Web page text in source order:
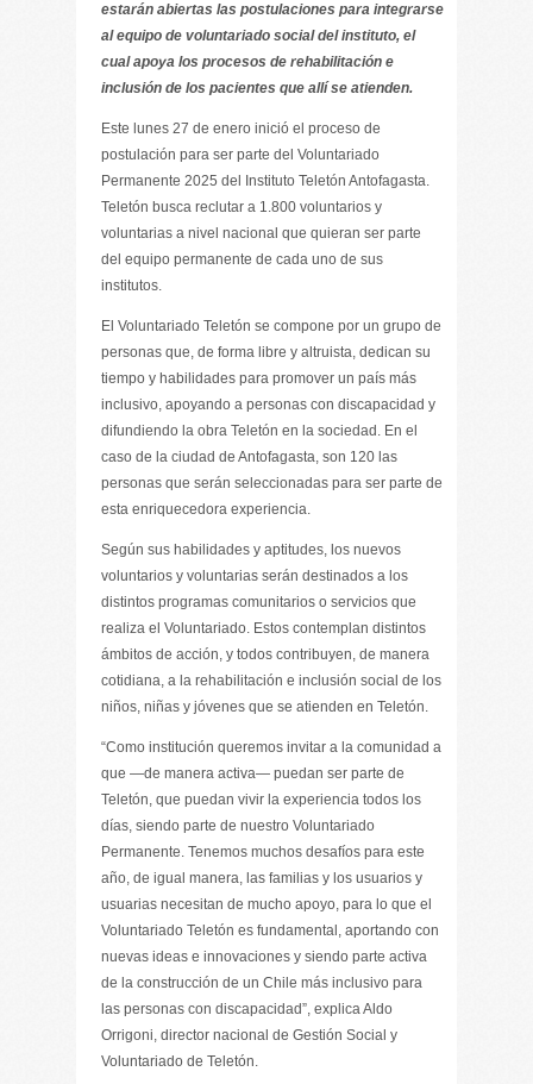
estarán abiertas las postulaciones para integrarse
al equipo de voluntariado social del instituto, el
cual apoya los procesos de rehabilitación e
inclusión de los pacientes que allí se atienden.
Este lunes 27 de enero inició el proceso de
postulación para ser parte del Voluntariado
Permanente 2025 del Instituto Teletón Antofagasta.
Teletón busca reclutar a 1.800 voluntarios y
voluntarias a nivel nacional que quieran ser parte
del equipo permanente de cada uno de sus
institutos.
El Voluntariado Teletón se compone por un grupo de
personas que, de forma libre y altruista, dedican su
tiempo y habilidades para promover un país más
inclusivo, apoyando a personas con discapacidad y
difundiendo la obra Teletón en la sociedad. En el
caso de la ciudad de Antofagasta, son 120 las
personas que serán seleccionadas para ser parte de
esta enriquecedora experiencia.
Según sus habilidades y aptitudes, los nuevos
voluntarios y voluntarias serán destinados a los
distintos programas comunitarios o servicios que
realiza el Voluntariado. Estos contemplan distintos
ámbitos de acción, y todos contribuyen, de manera
cotidiana, a la rehabilitación e inclusión social de los
niños, niñas y jóvenes que se atienden en Teletón.
“Como institución queremos invitar a la comunidad a
que —de manera activa— puedan ser parte de
Teletón, que puedan vivir la experiencia todos los
días, siendo parte de nuestro Voluntariado
Permanente. Tenemos muchos desafíos para este
año, de igual manera, las familias y los usuarios y
usuarias necesitan de mucho apoyo, para lo que el
Voluntariado Teletón es fundamental, aportando con
nuevas ideas e innovaciones y siendo parte activa
de la construcción de un Chile más inclusivo para
las personas con discapacidad”, explica Aldo
Orrigoni, director nacional de Gestión Social y
Voluntariado de Teletón.